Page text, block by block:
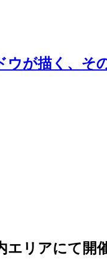
ウが描く、そ
エリアにて開